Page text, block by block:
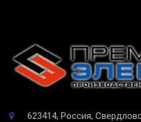
623414, Россия,